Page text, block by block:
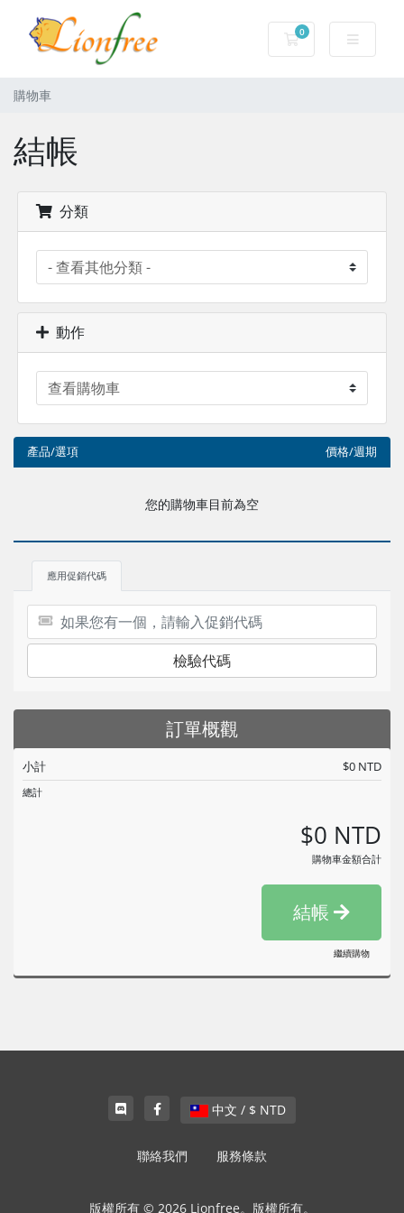
0
購物車
購物車
結帳
分類
動作
產品/選項 價格/週期
您的購物車目前為空
應用促銷代碼
檢驗代碼
訂單概觀
小計 $0 NTD
總計
$0 NTD
購物車金額合計
結帳
繼續購物
中文 / $ NTD
聯絡我們 服務條款
版權所有 © 2026 Lionfree。版權所有。